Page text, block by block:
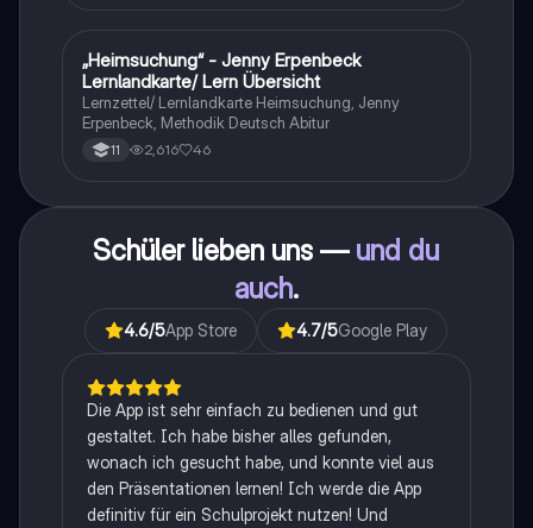
Deutsch
„Heimsuchung“ - Jenny Erpenbeck
Lernlandkarte/ Lern Übersicht
Lernzettel/ Lernlandkarte Heimsuchung, Jenny
Erpenbeck, Methodik Deutsch Abitur
11 2,616 46
Schüler lieben uns — und du
auch.
4.6/5App Store 4.7/5Google Play
Die App ist sehr einfach zu bedienen und gut
gestaltet. Ich habe bisher alles gefunden,
wonach ich gesucht habe, und konnte viel aus
den Präsentationen lernen! Ich werde die App
definitiv für ein Schulprojekt nutzen! Und